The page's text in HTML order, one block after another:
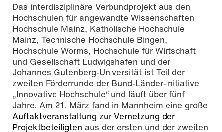
Das interdisziplinäre Verbundprojekt aus den
Hochschulen für angewandte Wissenschaften
Hochschule Mainz, Katholische Hochschule
Mainz, Technische Hochschule Bingen,
Hochschule Worms, Hochschule für Wirtschaft
und Gesellschaft Ludwigshafen und der
Johannes Gutenberg-Universität ist Teil der
zweiten Förderrunde der Bund-Länder-Initiative
„Innovative Hochschule“ und läuft über fünf
Jahre. Am 21. März fand in Mannheim eine große
Auftaktveranstaltung zur Vernetzung der
Projektbeteiligten aus der ersten und der zweiten